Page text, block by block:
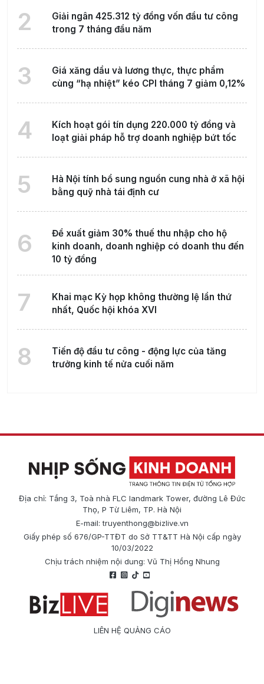
2
Giải ngân 425.312 tỷ đồng vốn đầu tư công
trong 7 tháng đầu năm
3
Giá xăng dầu và lương thực, thực phẩm
cùng “hạ nhiệt” kéo CPI tháng 7 giảm 0,12%
4
Kích hoạt gói tín dụng 220.000 tỷ đồng và
loạt giải pháp hỗ trợ doanh nghiệp bứt tốc
5
Hà Nội tính bổ sung nguồn cung nhà ở xã hội
bằng quỹ nhà tái định cư
6
Đề xuất giảm 30% thuế thu nhập cho hộ
kinh doanh, doanh nghiệp có doanh thu đến
10 tỷ đồng
7
Khai mạc Kỳ họp không thường lệ lần thứ
nhất, Quốc hội khóa XVI
8
Tiến độ đầu tư công - động lực của tăng
trưởng kinh tế nửa cuối năm
Địa chỉ: Tầng 3, Toà nhà FLC landmark Tower, đường Lê Đức
Thọ, P Từ Liêm, TP. Hà Nội
E-mail:truyenthong@bizlive.vn
Giấy phép số 676/GP-TTĐT do Sở TT&TT Hà Nội cấp ngày
10/03/2022
Chịu trách nhiệm nội dung: Vũ Thị Hồng Nhung
LIÊN HỆ QUẢNG CÁO